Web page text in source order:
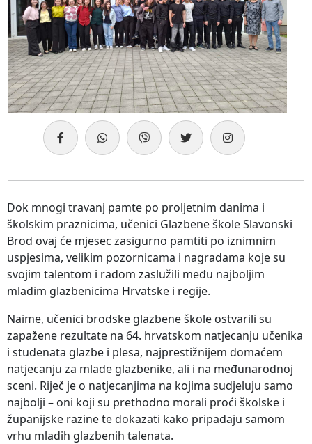
Dok mnogi travanj pamte po proljetnim danima i
školskim praznicima, učenici Glazbene škole Slavonski
Brod ovaj će mjesec zasigurno pamtiti po iznimnim
uspjesima, velikim pozornicama i nagradama koje su
svojim talentom i radom zaslužili među najboljim
mladim glazbenicima Hrvatske i regije.
Naime, učenici brodske glazbene škole ostvarili su
zapažene rezultate na 64. hrvatskom natjecanju učenika
i studenata glazbe i plesa, najprestižnijem domaćem
natjecanju za mlade glazbenike, ali i na međunarodnoj
sceni. Riječ je o natjecanjima na kojima sudjeluju samo
najbolji – oni koji su prethodno morali proći školske i
županijske razine te dokazati kako pripadaju samom
vrhu mladih glazbenih talenata.